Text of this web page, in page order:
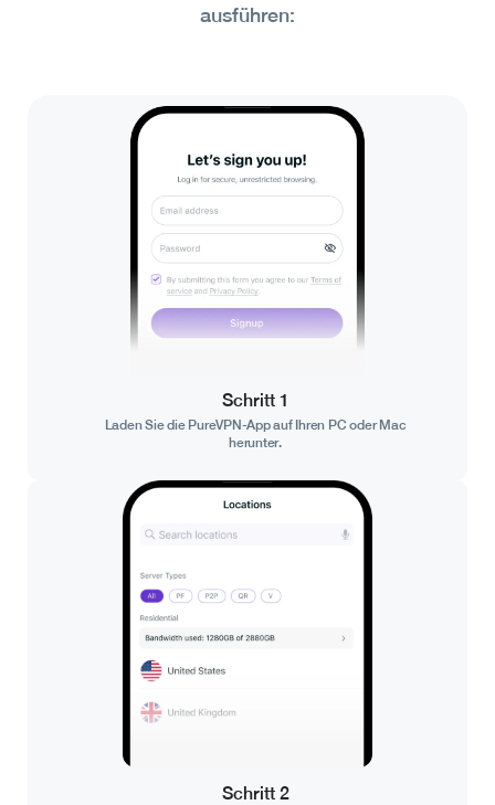
ausführen:
Schritt 1
Laden Sie die PureVPN-App auf Ihren PC oder Mac
herunter.
Schritt 2